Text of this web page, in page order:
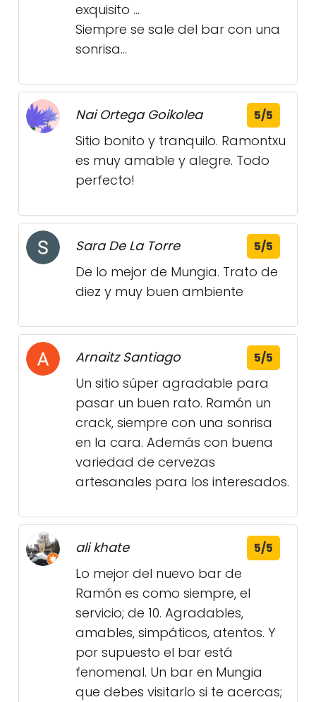
exquisito ...
Siempre se sale del bar con una
sonrisa...
Nai Ortega Goikolea 5/5
Sitio bonito y tranquilo. Ramontxu
es muy amable y alegre. Todo
perfecto!
Sara De La Torre 5/5
De lo mejor de Mungia. Trato de
diez y muy buen ambiente
Arnaitz Santiago 5/5
Un sitio súper agradable para
pasar un buen rato. Ramón un
crack, siempre con una sonrisa
en la cara. Además con buena
variedad de cervezas
artesanales para los interesados.
ali khate 5/5
Lo mejor del nuevo bar de
Ramón es como siempre, el
servicio; de 10. Agradables,
amables, simpáticos, atentos. Y
por supuesto el bar está
fenomenal. Un bar en Mungia
que debes visitarlo si te acercas;